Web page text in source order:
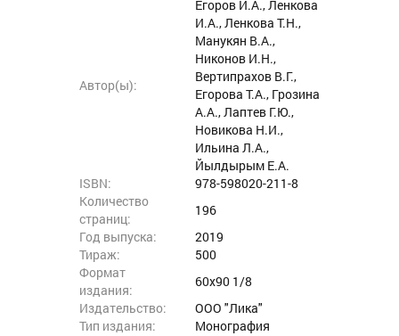
Автор(ы):
Егоров И.А., Ленкова
И.А., Ленкова Т.Н.,
Манукян В.А.,
Никонов И.Н.,
Вертипрахов В.Г.,
Егорова Т.А., Грозина
А.А., Лаптев Г.Ю.,
Новикова Н.И.,
Ильина Л.А.,
Йылдырым Е.А.
ISBN:
978-598020-211-8
Количество
страниц:
196
Год выпуска:
2019
Тираж:
500
Формат
издания:
60х90 1/8
Издательство:
ООО "Лика"
Тип издания:
Монография